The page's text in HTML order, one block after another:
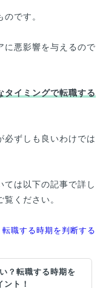
です。
に悪影響を与えるので
タイミングで転職する
必ずしも良いわけでは
ては以下の記事で詳し
ください。
職する時期を判断する
？転職する時期を
ト！